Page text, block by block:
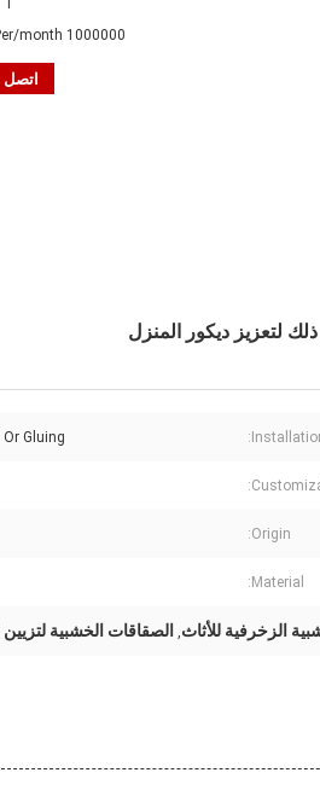
1000000 Per/month
اتصل
لتعزيز ديكور المنزل
Or Gluing
Origin:
Material:
الزخرفية للأثاث, الصقاقات الخشبية لتزيين